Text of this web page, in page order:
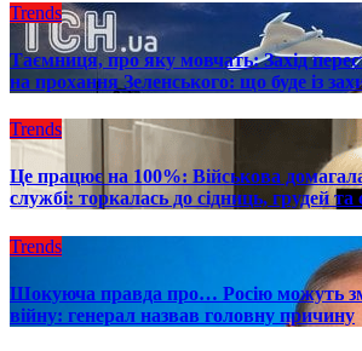
Trends
Таємниця, про яку мовчать: Захід
на прохання Зеленського: що буде із
Trends
Це працює на 100%: Військова
службі: торкалась до сідниць, грудей та
Trends
Шокуюча правда про… Росію можуть
війну: генерал назвав головну причину